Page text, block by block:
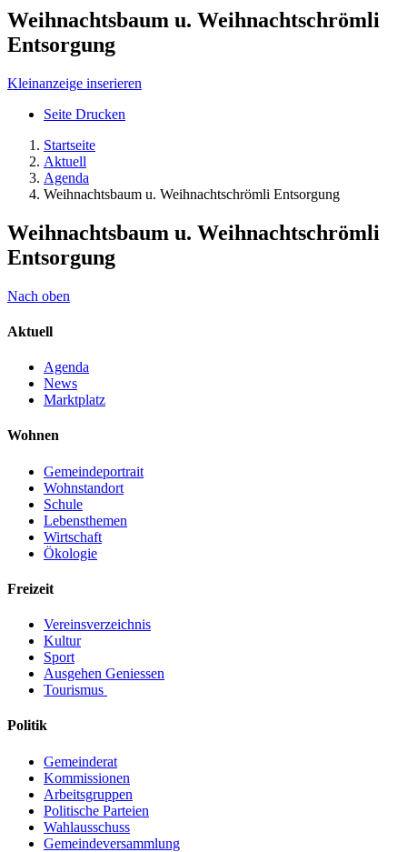
Weihnachtsbaum u. Weihnachtschrömli
Entsorgung
Kleinanzeige inserieren
Seite Drucken
Startseite
Aktuell
Agenda
Weihnachtsbaum u. Weihnachtschrömli Entsorgung
Weihnachtsbaum u. Weihnachtschrömli
Entsorgung
Nach oben
Aktuell
Agenda
News
Marktplatz
Wohnen
Gemeindeportrait
Wohnstandort
Schule
Lebensthemen
Wirtschaft
Ökologie
Freizeit
Vereinsverzeichnis
Kultur
Sport
Ausgehen Geniessen
Tourismus
Politik
Gemeinderat
Kommissionen
Arbeitsgruppen
Politische Parteien
Wahlausschuss
Gemeindeversammlung